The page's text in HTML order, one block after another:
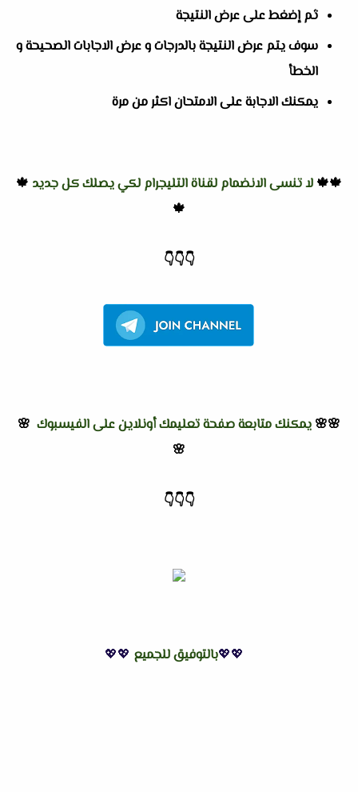
ثم إضغط على عرض النتيجة
سوف يتم عرض النتيجة بالدرجات و عرض الاجابات الصحيحة و
الخطأ
يمكنك الاجابة على الامتحان اكثر من مرة
🍁🍁 لا تنسى الانضمام لقناة التليجرام لكي يصلك كل جديد 🍁
🍁
👇
👇
👇
🌸🌸 يمكنك متابعة صفحة تعليمك أونلاين على الفيسبوك 🌸
🌸
👇
👇
👇
💖💖بالتوفيق للجميع 💖💖